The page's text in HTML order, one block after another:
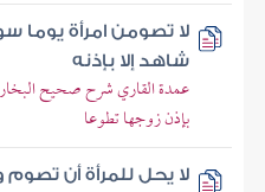
لا تصومن امرأة يوما
شاهد إلا بإذنه
عمدة القاري شرح صحيح
بإذن زوجها تطوعا
لا يحل للمرأة أن تصوم